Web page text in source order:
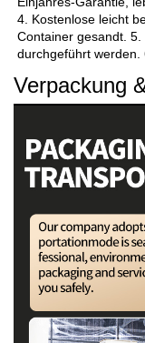
4. Kostenlose leicht
Container gesandt.
Verpackung